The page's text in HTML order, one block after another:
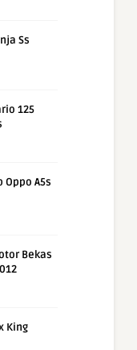
Ss
125
Oppo A5s
Bekas
King